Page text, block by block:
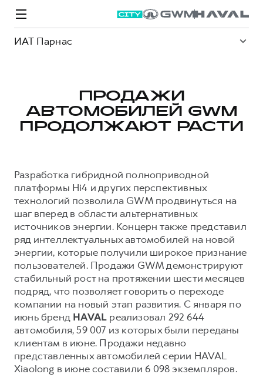
ИАТ Парнас
Модели
от 2 049 000 ₽ от 2 049 000 ₽
DARGO
от 3 199 000 ₽
DARGO X
от 3 499 000 ₽
Покупателям
Автомобили в наличии
Конфигуратор HAVAL
Аксессуары HAVAL
Каталоги и прайс-листы
Программа «HAVAL Защита+»
Тест-драйв
Трейд-ин
КРЕДИТ И СТРАХОВАНИЕ
Кредитный калькулятор
Страхование
Владельцам
Все о сервисе
Запись на сервис
Моторное масло
Стоимость ТО
СЕРВИСНОЕ ОБСЛУЖИВАНИЕ
Нулевое ТО
Программа «Помощь на дороге»
Регламенты технического обслуживания
Электронный ПТС
Спецпредложения
Покупателям
Владельцам
О дилере
О бренде
Новости
О GWM
ИНФОРМАЦИЯ О ДИЛЕРЕ
О дилере
Наша команда
Контакты
ПРОДАЖИ
АВТОМОБИЛЕЙ GWM
ПРОДОЛЖАЮТ РАСТИ
Разработка гибридной полноприводной
платформы Hi4 и других перспективных
технологий позволила GWM продвинуться на
шаг вперед в области альтернативных
источников энергии. Концерн также представил
ряд интеллектуальных автомобилей на новой
энергии, которые получили широкое признание
пользователей. Продажи GWM демонстрируют
стабильный рост на протяжении шести месяцев
подряд, что позволяет говорить о переходе
компании на новый этап развития. С января по
июнь бренд HAVAL реализовал 292 644
автомобиля, 59 007 из которых были переданы
клиентам в июне. Продажи недавно
представленных автомобилей серии HAVAL
Xiaolong в июне составили 6 098 экземпляров.